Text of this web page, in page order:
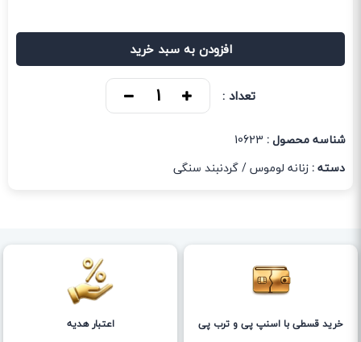
افزودن به سبد خرید
تعداد :
شناسه محصول : 10623
دسته :زنانه لوموس/گردنبند سنگی
خرید قسطی با اسنپ پی و ترب پی اعتبار هدیه